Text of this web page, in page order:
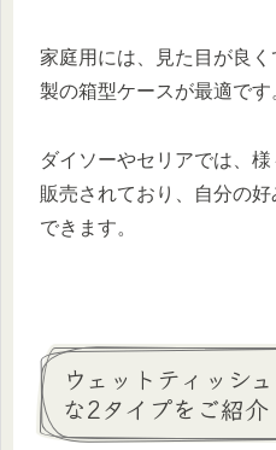
家庭用には、見た目が良
製の箱型ケースが最適です
ダイソーやセリアでは、
販売されており、自分の
できます。
ウェットティッシ
な2タイプをご紹介